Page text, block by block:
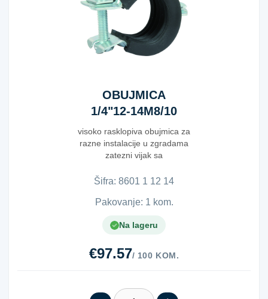
OBUJMICA
1/4"12-14M8/10
visoko rasklopiva obujmica za
razne instalacije u zgradama
zatezni vijak sa
Šifra: 8​6​0​1​ ​1​ ​1​2​ ​1​4​
Pakovanje: 1 kom.
Na lageru
€97.57/ 100 KOM.